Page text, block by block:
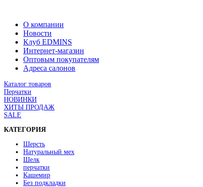
О компании
Новости
Клуб EDMINS
Интернет-магазин
Оптовым покупателям
Адреса салонов
Каталог товаров
Перчатки
НОВИНКИ
ХИТЫ ПРОДАЖ
SALE
КАТЕГОРИЯ
Шерсть
Натуральный мех
Шелк
перчатки
Кашемир
Без подкладки